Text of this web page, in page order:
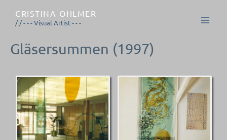
Inhalt
springen
CRISTINA OHLMER
/ / - - - Visual Artist - - -
Gläsersummen (1997)